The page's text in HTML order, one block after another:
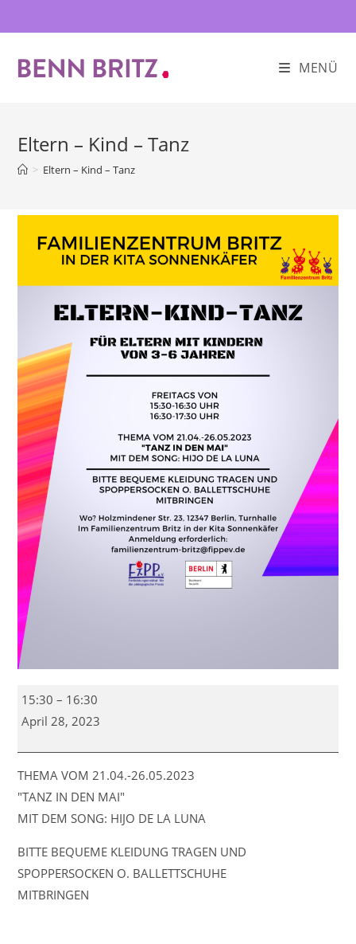
Inhalt
MENÜ
Eltern – Kind – Tanz
> Eltern – Kind – Tanz
Eltern
-
Tanz
15:30 – 16:30
April 28, 2023
THEMA VOM 21.04.-26.05.2023
"TANZ IN DEN MAI"
MIT DEM SONG: HIJO DE LA LUNA
BITTE BEQUEME KLEIDUNG TRAGEN UND
SPOPPERSOCKEN O. BALLETTSCHUHE
MITBRINGEN